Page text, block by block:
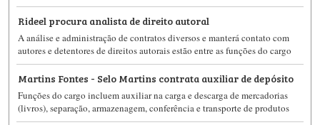
Rideel procura analista de direito autoral
A análise e administração de contratos diversos e manterá contato com
autores e detentores de direitos autorais estão entre as funções do cargo
Martins Fontes - Selo Martins contrata auxiliar de depósito
Funções do cargo incluem auxiliar na carga e descarga de mercadorias
(livros), separação, armazenagem, conferência e transporte de produtos